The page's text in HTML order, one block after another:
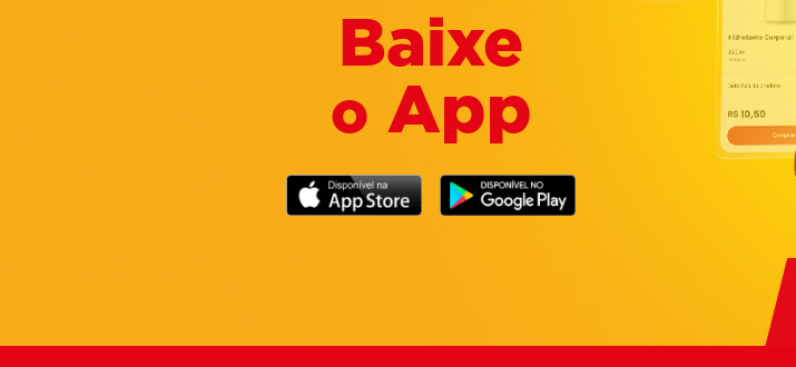
Baixe
o App